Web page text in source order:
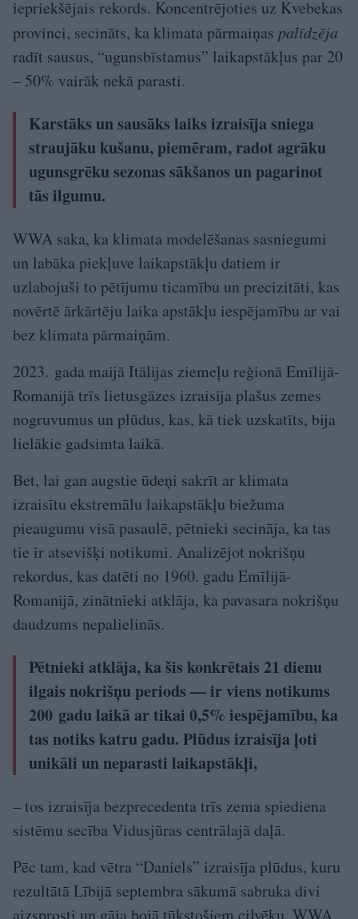
iepriekšējais rekords. Koncentrējoties uz Kvebekas
provinci, secināts, ka klimata pārmaiņas palīdzēja
radīt sausus, “ugunsbīstamus” laikapstākļus par 20
– 50% vairāk nekā parasti.
Karstāks un sausāks laiks izraisīja sniega
straujāku kušanu, piemēram, radot agrāku
ugunsgrēku sezonas sākšanos un pagarinot
tās ilgumu.
WWA saka, ka klimata modelēšanas sasniegumi
un labāka piekļuve laikapstākļu datiem ir
uzlabojuši to pētījumu ticamību un precizitāti, kas
novērtē ārkārtēju laika apstākļu iespējamību ar vai
bez klimata pārmaiņām.
2023. gada maijā Itālijas ziemeļu reģionā Emīlijā-
Romanijā trīs lietusgāzes izraisīja plašus zemes
nogruvumus un plūdus, kas, kā tiek uzskatīts, bija
lielākie gadsimta laikā.
Bet, lai gan augstie ūdeņi sakrīt ar klimata
izraisītu ekstremālu laikapstākļu biežuma
pieaugumu visā pasaulē, pētnieki secināja, ka tas
tie ir atsevišķi notikumi. Analizējot nokrišņu
rekordus, kas datēti no 1960. gadu Emīlijā-
Romanijā, zinātnieki atklāja, ka pavasara nokrišņu
daudzums nepalielinās.
Pētnieki atklāja, ka šis konkrētais 21 dienu
ilgais nokrišņu periods — ir viens notikums
200 gadu laikā ar tikai 0,5% iespējamību, ka
tas notiks katru gadu. Plūdus izraisīja ļoti
unikāli un neparasti laikapstākļi,
– tos izraisīja bezprecedenta trīs zema spiediena
sistēmu secība Vidusjūras centrālajā daļā.
Pēc tam, kad vētra “Daniels” izraisīja plūdus, kuru
rezultātā Lībijā septembra sākumā sabruka divi